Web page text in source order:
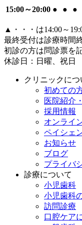
15:00～20:00 ● ● ●
▲
・・・は14:00～
最終受付は診療時間
初診の方は問診票を
休診日：日曜、祝日
クリニックにつ
初めての
医院紹介
採用情報
オンライ
ペイシェ
お知らせ
ブログ
プライバ
診療について
小児歯科
小児歯科
訪問診療
口腔ケア